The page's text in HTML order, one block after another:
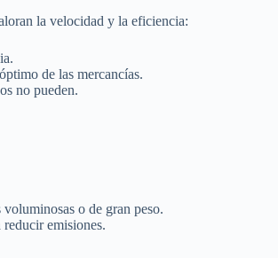
la velocidad y la eficiencia:
de las mercancías.
no pueden.
o de gran peso.
emisiones.